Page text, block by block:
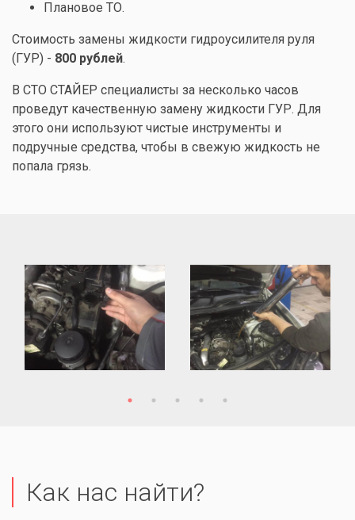
Плановое ТО.
Стоимость замены жидкости гидроусилителя руля
(ГУР) - 800 рублей.
В СТО СТАЙЕР специалисты за несколько часов
проведут качественную замену жидкости ГУР. Для
этого они используют чистые инструменты и
подручные средства, чтобы в свежую жидкость не
попала грязь.
Как нас найти?